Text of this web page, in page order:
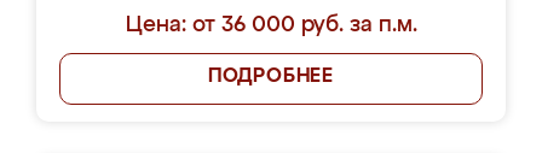
Цена: от 36 000 руб. за п.м.
ПОДРОБНЕЕ